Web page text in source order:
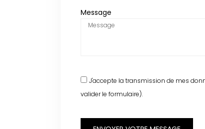
Message
J'accepte la transmission de mes
valider le formulaire).